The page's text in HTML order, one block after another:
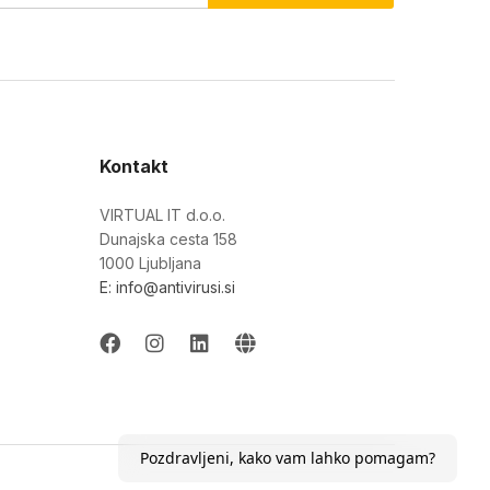
Kontakt
VIRTUAL IT d.o.o.
Dunajska cesta 158
1000 Ljubljana
E: info@antivirusi.si
Pozdravljeni, kako vam lahko pomagam?